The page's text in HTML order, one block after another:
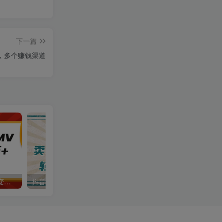
下一篇
多个赚钱渠道
AI制作古诗词MV，一个月变现2万+，手把手教学